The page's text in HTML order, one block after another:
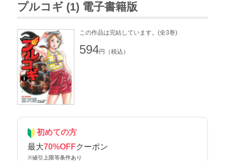
プルコギ (1) 電子書籍版
この作品は完結しています。(全3巻)
594円（税込）
初めての方
最大70%OFFクーポン
※値引上限等条件あり